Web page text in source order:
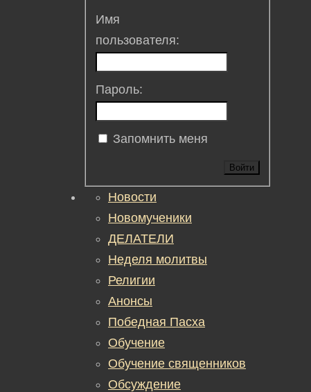
Имя
пользователя:
Пароль:
Запомнить меня
Войти
Новости
Новомученики
ДЕЛАТЕЛИ
Неделя молитвы
Религии
Анонсы
Победная Пасха
Обучение
Обучение священников
Обсуждение